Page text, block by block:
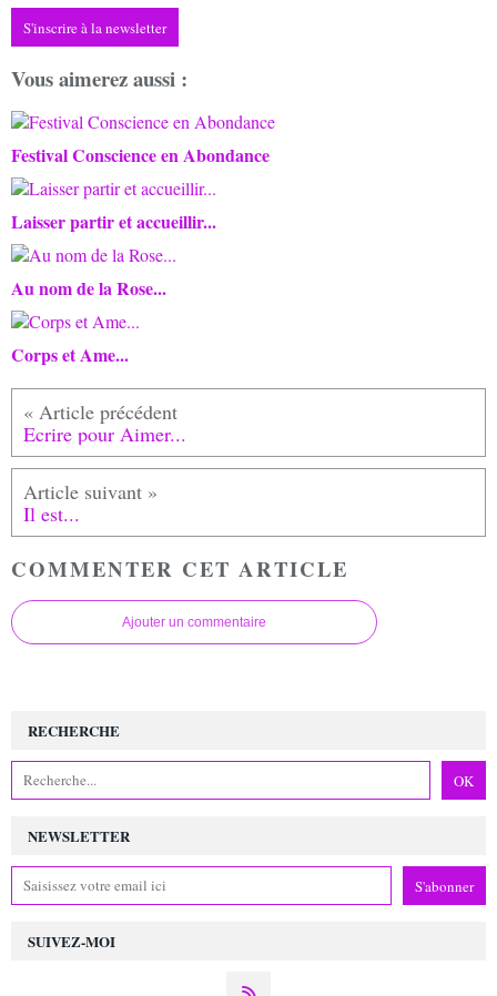
S'inscrire à la newsletter
Vous aimerez aussi :
Festival Conscience en Abondance
Laisser partir et accueillir...
Au nom de la Rose...
Corps et Ame...
Ecrire pour Aimer...
Il est...
COMMENTER CET ARTICLE
Ajouter un commentaire
NEWSLETTER
SUIVEZ-MOI
RECHERCHE